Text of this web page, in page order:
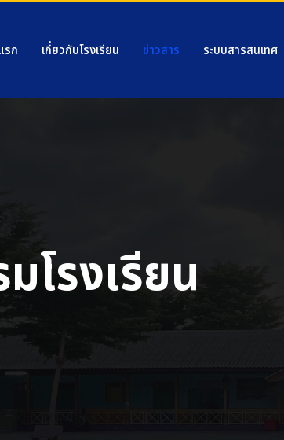
รก เกี่ยวกับโรงเรียน ข่าวสาร ระบบสารสนเทศ
โรงเรียน